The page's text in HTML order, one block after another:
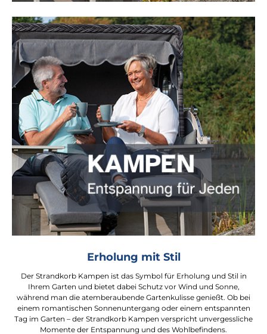
Erholung mit Stil
Der Strandkorb Kampen ist das Symbol für Erholung und Stil in
Ihrem Garten und bietet dabei Schutz vor Wind und Sonne,
während man die atemberaubende Gartenkulisse genießt. Ob bei
einem romantischen Sonnenuntergang oder einem entspannten
Tag im Garten – der Strandkorb Kampen verspricht unvergessliche
Momente der Entspannung und des Wohlbefindens.